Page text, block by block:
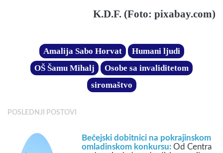
K.D.F. (Foto: pixabay.com)
Amalija Sabo Horvat
Humani ljudi
OŠ Šamu Mihalj
Osobe sa invaliditetom
siromaštvo
POSLEDNJI POSTOVI
Bečejski dobitnici na pokrajinskom
omladinskom konkursu:Od Centra